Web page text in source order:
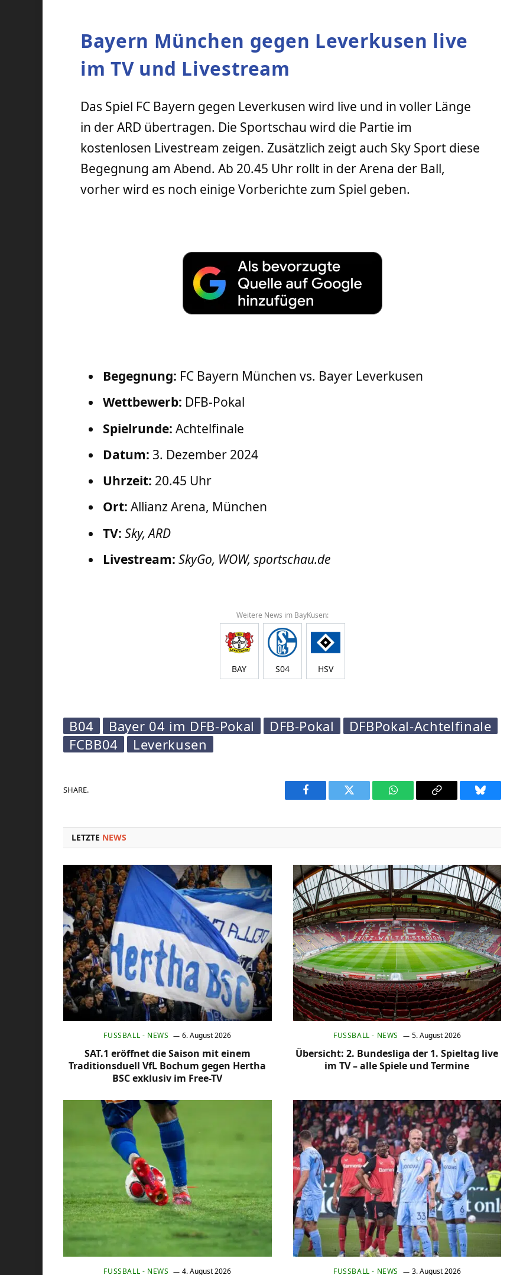
Bayern München gegen Leverkusen live
im TV und Livestream
Das Spiel FC Bayern gegen Leverkusen wird live und in voller Länge
in der ARD übertragen. Die Sportschau wird die Partie im
kostenlosen Livestream zeigen. Zusätzlich zeigt auch Sky Sport diese
Begegnung am Abend. Ab 20.45 Uhr rollt in der Arena der Ball,
vorher wird es noch einige Vorberichte zum Spiel geben.
Begegnung: FC Bayern München vs. Bayer Leverkusen
Wettbewerb: DFB-Pokal
Spielrunde:Achtelfinale
Datum: 3. Dezember 2024
Uhrzeit: 20.45 Uhr
Ort: Allianz Arena, München
TV: Sky, ARD
Livestream: SkyGo, WOW, sportschau.de
Weitere News im BayKusen:
BAY S04 HSV
B04 Bayer 04 im DFB-Pokal DFB-Pokal
DFBPokal-Achtelfinale
FCBB04
Leverkusen
SHARE.
Facebook Twitter WhatsAppCopy
Bluesky
LETZTE NEWS
FUSSBALL - NEWS 6. August 2026
SAT.1 eröffnet die Saison mit einem
Traditionsduell VfL Bochum gegen Hertha
BSC exklusiv im Free-TV
FUSSBALL - NEWS 5. August 2026
Übersicht: 2. Bundesliga der 1. Spieltag live
im TV – alle Spiele und Termine
FUSSBALL - NEWS 4. August 2026 FUSSBALL - NEWS 3. August 2026